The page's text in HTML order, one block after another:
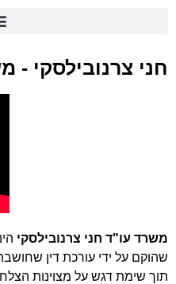
חני צרנובילסקי -
משרד עו"ד חני צרנובילסקי
שהוקם על ידי עורכת דין
תוך שימת דגש על מצוינות